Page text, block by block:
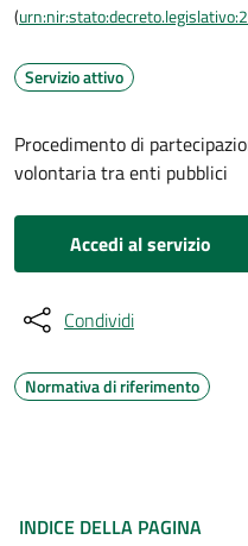
(
Servizio attivo
Procedimento di
volontaria tra enti pubblici
Accedi al servizio
Condividi
Normativa di riferimento
INDICE DELLA PAGINA